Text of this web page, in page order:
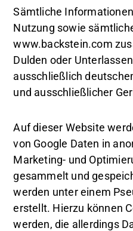
Sämtliche
Nutzung sowie
www.backstein.com
Dulden oder
ausschließlich
und ausschließlicher
Auf dieser Website
von Google Daten in
Marketing- und
gesammelt und
werden unter einem
erstellt. Hierzu können
werden, die allerdings